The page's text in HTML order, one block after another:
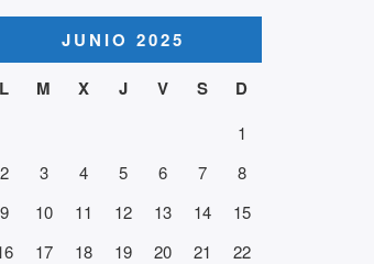
JUNIO 2025
L
M X J V S D
1
2
3 4 5 6 7
8
9
10 11 12 13 14
15
17 18 19 20 21
22